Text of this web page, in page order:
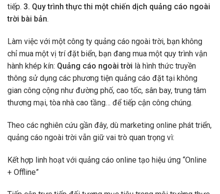
tiếp. 3. Quy trình thực thi một chiến dịch quảng cáo ngoài
trời bài bản.
Làm việc với một công ty quảng cáo ngoài trời, bạn không
chỉ mua một vị trí đặt biển, bạn đang mua một quy trình vận
hành khép kín: Quảng cáo ngoài trời là hình thức truyền
thông sử dụng các phương tiện quảng cáo đặt tại không
gian công cộng như đường phố, cao tốc, sân bay, trung tâm
thương mại, tòa nhà cao tầng… để tiếp cận công chúng.
Theo các nghiên cứu gần đây, dù marketing online phát triển,
quảng cáo ngoài trời vẫn giữ vai trò quan trọng vì:
Kết hợp linh hoạt với quảng cáo online tạo hiệu ứng “Online
+ Offline”